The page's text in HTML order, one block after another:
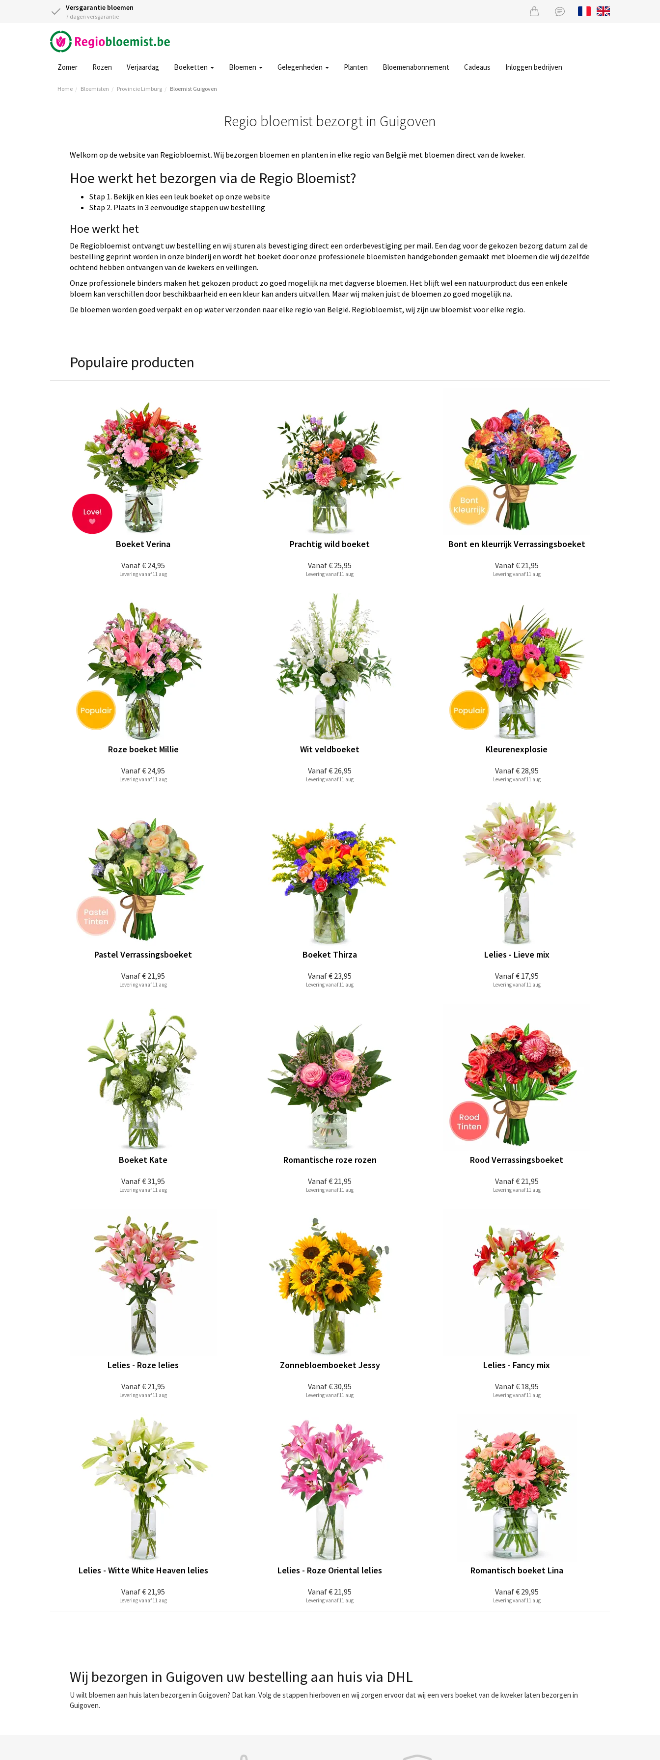
Versgarantie bloemen
7 dagen versgarantie
Zomer Rozen Verjaardag Boeketten Bloemen Gelegenheden Planten Bloemenabonnement Cadeaus Inloggen bedrijven
Home Bloemisten Provincie Limburg Bloemist Guigoven
Regio bloemist bezorgt in Guigoven
Welkom op de website van Regiobloemist. Wij bezorgen bloemen en planten in elke regio van België met bloemen direct van de kweker.
Hoe werkt het bezorgen via de Regio Bloemist?
Stap 1. Bekijk en kies een leuk boeket op onze website
Stap 2. Plaats in 3 eenvoudige stappen uw bestelling
Hoe werkt het
De Regiobloemist ontvangt uw bestelling en wij sturen als bevestiging direct een orderbevestiging per mail. Een dag voor de gekozen bezorg datum zal de
bestelling geprint worden in onze binderij en wordt het boeket door onze professionele bloemisten handgebonden gemaakt met bloemen die wij dezelfde
ochtend hebben ontvangen van de kwekers en veilingen.
Onze professionele binders maken het gekozen product zo goed mogelijk na met dagverse bloemen. Het blijft wel een natuurproduct dus een enkele
bloem kan verschillen door beschikbaarheid en een kleur kan anders uitvallen. Maar wij maken juist de bloemen zo goed mogelijk na.
De bloemen worden goed verpakt en op water verzonden naar elke regio van België. Regiobloemist, wij zijn uw bloemist voor elke regio.
Populaire producten
Vanaf€ 24,95
Boeket Verina
Levering vanaf 11 aug
Vanaf€ 25,95
Prachtig wild boeket
Levering vanaf 11 aug
Vanaf€ 21,95
Bont en kleurrijk Verrassingsboeket
Levering vanaf 11 aug
Vanaf€ 24,95
Roze boeket Millie
Levering vanaf 11 aug
Vanaf€ 26,95
Wit veldboeket
Levering vanaf 11 aug
Vanaf€ 28,95
Kleurenexplosie
Levering vanaf 11 aug
Vanaf€ 21,95
Pastel Verrassingsboeket
Levering vanaf 11 aug
Vanaf€ 23,95
Boeket Thirza
Levering vanaf 11 aug
Vanaf€ 17,95
Lelies - Lieve mix
Levering vanaf 11 aug
Vanaf€ 31,95
Boeket Kate
Levering vanaf 11 aug
Vanaf€ 21,95
Romantische roze rozen
Levering vanaf 11 aug
Vanaf€ 21,95
Rood Verrassingsboeket
Levering vanaf 11 aug
Vanaf€ 21,95
Lelies - Roze lelies
Levering vanaf 11 aug
Vanaf€ 30,95
Zonnebloemboeket Jessy
Levering vanaf 11 aug
Vanaf€ 18,95
Lelies - Fancy mix
Levering vanaf 11 aug
Vanaf€ 21,95
Lelies - Witte White Heaven lelies
Levering vanaf 11 aug
Vanaf€ 21,95
Lelies - Roze Oriental lelies
Levering vanaf 11 aug
Vanaf€ 29,95
Romantisch boeket Lina
Levering vanaf 11 aug
Wij bezorgen in Guigoven uw bestelling aan huis via DHL
U wilt bloemen aan huis laten bezorgen in Guigoven? Dat kan. Volg de stappen hierboven en wij zorgen ervoor dat wij een vers boeket van de kweker laten bezorgen in
Guigoven.